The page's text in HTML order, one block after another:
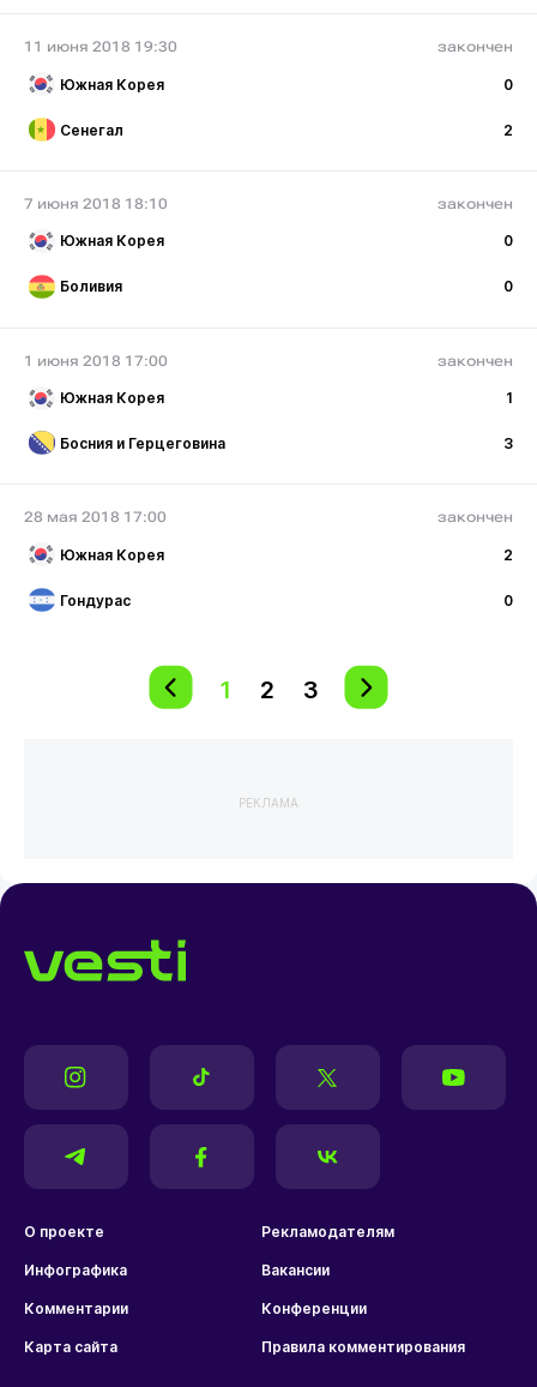
11 июня 2018 19:30 закончен
Южная Корея 0
Сенегал 2
7 июня 2018 18:10 закончен
Южная Корея 0
Боливия 0
1 июня 2018 17:00 закончен
Южная Корея 1
Босния и Герцеговина 3
28 мая 2018 17:00 закончен
Южная Корея 2
Гондурас 0
1 2 3
РЕКЛАМА
О проекте Рекламодателям
Инфографика Вакансии
Комментарии Конференции
Карта сайта Правила комментирования